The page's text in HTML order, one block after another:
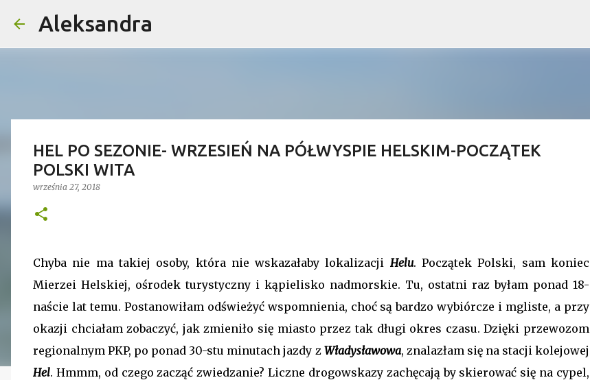
Aleksandra
HEL PO SEZONIE- WRZESIEŃ NA PÓŁWYSPIE HELSKIM-POCZĄTEK
POLSKI WITA
września 27, 2018
Chyba nie ma takiej osoby, która nie wskazałaby lokalizacji Helu. Początek Polski, sam koniec
Mierzei Helskiej, ośrodek turystyczny i kąpielisko nadmorskie. Tu, ostatni raz byłam ponad 18-
naście lat temu. Postanowiłam odświeżyć wspomnienia, choć są bardzo wybiórcze i mgliste, a przy
okazji chciałam zobaczyć, jak zmieniło się miasto przez tak długi okres czasu. Dzięki przewozom
regionalnym PKP, po ponad 30-stu minutach jazdy z Władysławowa, znalazłam się na stacji kolejowej
Hel. Hmmm, od czego zacząć zwiedzanie? Liczne drogowskazy zachęcają by skierować się na cypel,